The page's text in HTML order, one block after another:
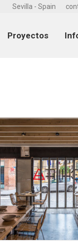
Sevilla - Spain
Proyectos